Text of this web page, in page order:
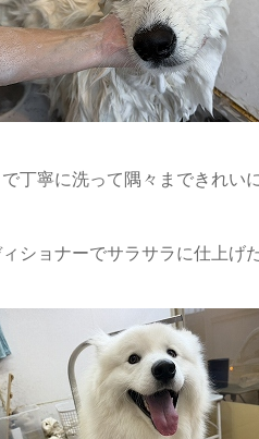
丁寧に洗って隅々まできれい
ショナーでサラサラに仕上げ